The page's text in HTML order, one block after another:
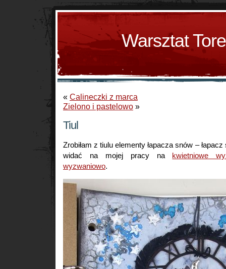
Warsztat
« Calineczki z marca
Zielono i pastelowo »
Tiul
Zrobiłam z tiulu elementy łapacza snów – łapacz
widać na mojej pracy na kwietniowe
wyzwaniowo.